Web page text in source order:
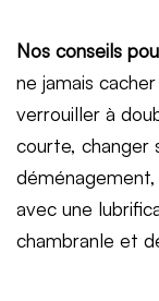
Nos conseils
ne jamais
verrouiller à
courte, changer
avec une
chambranle et